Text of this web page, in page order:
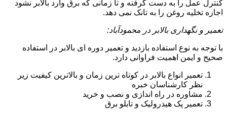
کنترل عمل را به دست گرفته و تا زمانی که برق وارد بالابر نشود
اجازه تخلیه روغن را به تانک نمی دهد.
تعمیر و نگهداری بالابر در محمودآباد:
با توجه به نوع استفاده بازدید و تعمیر دوره ای بالابر در استفاده
صحیح و ایمن اهمیت فراوانی دارد.
تعمیر انواع بالابر در کوتاه ترین زمان و بالاترین کیفیت زیر
نظر کارشناسان خبره
مشاوره در راه اندازی و نصب و خرید
تعمیر پک هیدرولیک و تابلو برق